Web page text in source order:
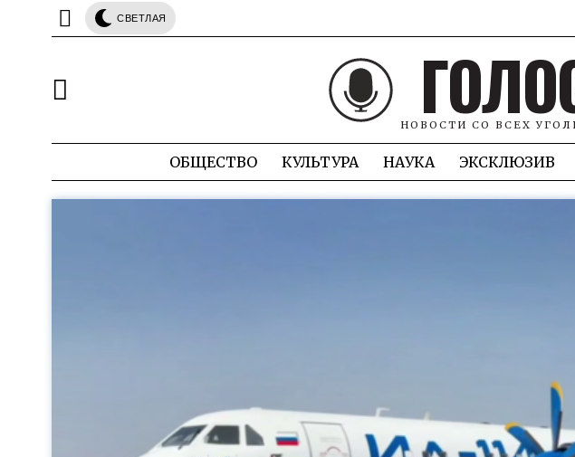
СВЕТЛАЯ
НОВОСТИ СО ВСЕХ
ОБЩЕСТВО КУЛЬТУРА НАУКА ЭКСКЛЮЗИВ